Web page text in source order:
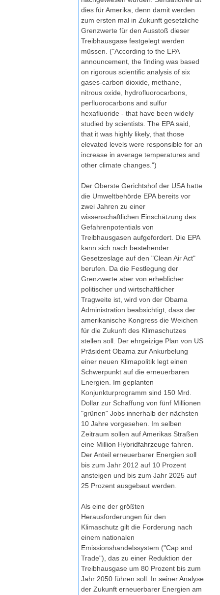
dies für Amerika, denn damit werden
zum ersten mal in Zukunft gesetzliche
Grenzwerte für den Ausstoß dieser
Treibhausgase festgelegt werden
müssen. ("According to the EPA
announcement, the finding was based
on rigorous scientific analysis of six
gases-carbon dioxide, methane,
nitrous oxide, hydrofluorocarbons,
perfluorocarbons and sulfur
hexafluoride - that have been widely
studied by scientists. The EPA said,
that it was highly likely, that those
elevated levels were responsible for an
increase in average temperatures and
other climate changes.")
Der Oberste Gerichtshof der USA hatte
die Umweltbehörde EPA bereits vor
zwei Jahren zu einer
wissenschaftlichen Einschätzung des
Gefahrenpotentials von
Treibhausgasen aufgefordert. Die EPA
kann sich nach bestehender
Gesetzeslage auf den "Clean Air Act"
berufen. Da die Festlegung der
Grenzwerte aber von erheblicher
politischer und wirtschaftlicher
Tragweite ist, wird von der Obama
Administration beabsichtigt, dass der
amerikanische Kongress die Weichen
für die Zukunft des Klimaschutzes
stellen soll. Der ehrgeizige Plan von US
Präsident Obama zur Ankurbelung
einer neuen Klimapolitik legt einen
Schwerpunkt auf die erneuerbaren
Energien. Im geplanten
Konjunkturprogramm sind 150 Mrd.
Dollar zur Schaffung von fünf Millionen
"grünen" Jobs innerhalb der nächsten
10 Jahre vorgesehen. Im selben
Zeitraum sollen auf Amerikas Straßen
eine Million Hybridfahrzeuge fahren.
Der Anteil erneuerbarer Energien soll
bis zum Jahr 2012 auf 10 Prozent
ansteigen und bis zum Jahr 2025 auf
25 Prozent ausgebaut werden.
Als eine der größten
Herausforderungen für den
Klimaschutz gilt die Forderung nach
einem nationalen
Emissionshandelssystem ("Cap and
Trade"), das zu einer Reduktion der
Treibhausgase um 80 Prozent bis zum
Jahr 2050 führen soll. In seiner Analyse
der Zukunft erneuerbarer Energien am